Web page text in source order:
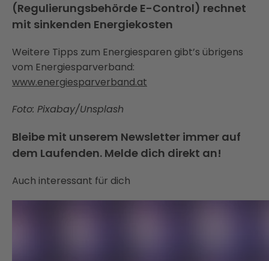
(Regulierungsbehörde E-Control) rechnet
mit sinkenden Energiekosten
Weitere Tipps zum Energiesparen gibt’s übrigens
vom Energiesparverband:
www.energiesparverband.at
Foto: Pixabay/Unsplash
Bleibe mit unserem Newsletter immer auf
dem Laufenden. Melde dich direkt an!
Auch interessant für dich